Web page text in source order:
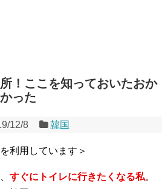
！ここを知っておいたおか
った
12/8 韓国
利用しています＞
すぐにトイレに行きたくなる私。